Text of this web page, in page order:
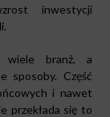
inwestycji
wiele branż, a
sposoby. Część
i nawet
przekłada się to